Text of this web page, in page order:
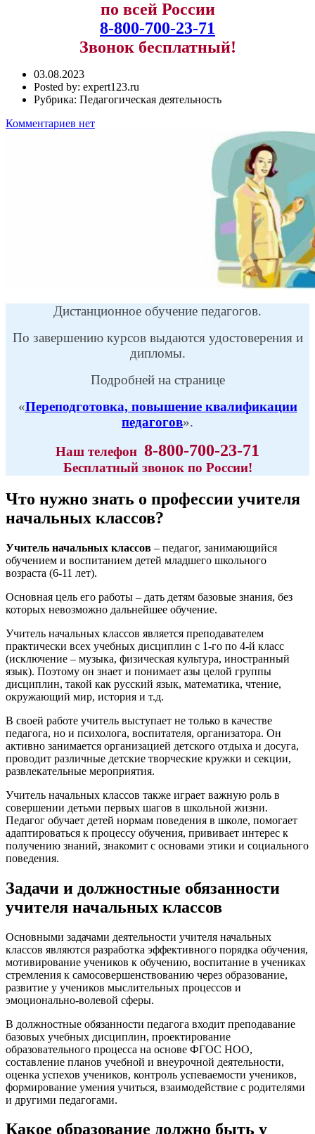
по всей России
8-800-700-23-71
Звонок бесплатный!
03.08.2023
Posted by: expert123.ru
Рубрика: Педагогическая деятельность
Комментариев нет
Дистанционное обучение педагогов.
По завершению курсов выдаются удостоверения и
дипломы.
Подробней на странице
«Переподготовка, повышение квалификации
педагогов».
Наш телефон 8-800-700-23-71
Бесплатный звонок по России!
Что нужно знать о профессии учителя
начальных классов?
Учитель начальных классов – педагог, занимающийся
обучением и воспитанием детей младшего школьного
возраста (6-11 лет).
Основная цель его работы – дать детям базовые знания, без
которых невозможно дальнейшее обучение.
Учитель начальных классов является преподавателем
практически всех учебных дисциплин с 1-го по 4-й класс
(исключение – музыка, физическая культура, иностранный
язык). Поэтому он знает и понимает азы целой группы
дисциплин, такой как русский язык, математика, чтение,
окружающий мир, история и т.д.
В своей работе учитель выступает не только в качестве
педагога, но и психолога, воспитателя, организатора. Он
активно занимается организацией детского отдыха и досуга,
проводит различные детские творческие кружки и секции,
развлекательные мероприятия.
Учитель начальных классов также играет важную роль в
совершении детьми первых шагов в школьной жизни.
Педагог обучает детей нормам поведения в школе, помогает
адаптироваться к процессу обучения, прививает интерес к
получению знаний, знакомит с основами этики и социального
поведения.
Задачи и должностные обязанности
учителя начальных классов
Основными задачами деятельности учителя начальных
классов являются разработка эффективного порядка обучения,
мотивирование учеников к обучению, воспитание в учениках
стремления к самосовершенствованию через образование,
развитие у учеников мыслительных процессов и
эмоционально-волевой сферы.
В должностные обязанности педагога входит преподавание
базовых учебных дисциплин, проектирование
образовательного процесса на основе ФГОС НОО,
составление планов учебной и внеурочной деятельности,
оценка успехов учеников, контроль успеваемости учеников,
формирование умения учиться, взаимодействие с родителями
и другими педагогами.
Какое образование должно быть у